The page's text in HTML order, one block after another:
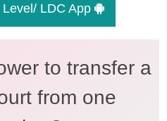
LDC App
to transfer a
from one